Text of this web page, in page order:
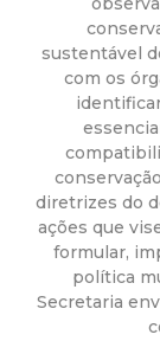
u
r
a
M
u
sustentável
com os
diretrizes do
ações que
formular,
política
Secretaria